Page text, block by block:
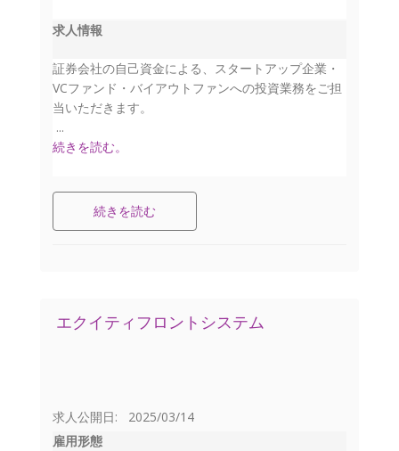
求人情報
証券会社の自己資金による、スタートアップ企業・
VCファンド・バイアウトファンへの投資業務をご担
当いただきます。
...
続きを読む。
続きを読む
エクイティフロントシステム
求人公開日: 2025/03/14
雇用形態